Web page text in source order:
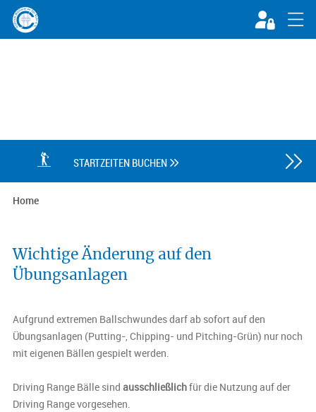
STARTZEITEN BUCHEN  
Home
Wichtige Änderung auf den
Übungsanlagen
Aufgrund extremen Ballschwundes darf ab sofort auf den
Übungsanlagen (Putting-, Chipping- und Pitching-Grün) nur noch
mit eigenen Bällen gespielt werden.
Driving Range Bälle sind ausschließlichfür die Nutzung auf der
Driving Range vorgesehen.